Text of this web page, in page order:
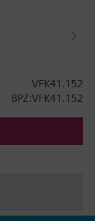
VFK41.152
BPZ:VFK41.152